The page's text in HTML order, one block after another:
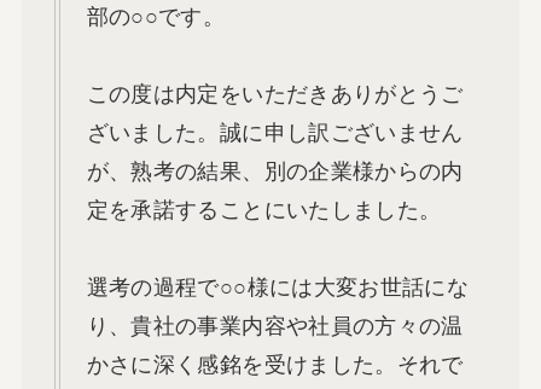
部の○○です。
この度は内定をいただきありがとうご
ざいました。誠に申し訳ございません
が、熟考の結果、別の企業様からの内
定を承諾することにいたしました。
選考の過程で○○様には大変お世話にな
り、貴社の事業内容や社員の方々の温
かさに深く感銘を受けました。それで